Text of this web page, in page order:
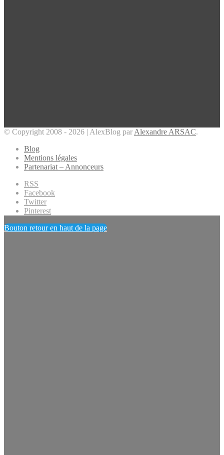
© Copyright 2008 - 2026 | AlexBlog parAlexandre ARSAC.
Blog
Mentions légales
Partenariat – Annonceurs
RSS
Facebook
Twitter
Pinterest
Bouton retour en haut de la page